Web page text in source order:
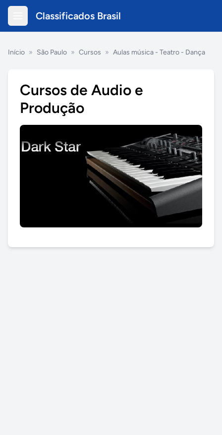
Classificados Brasil
Início » São Paulo » Cursos » Aulas música - Teatro - Dança
Cursos de Audio e
Produção